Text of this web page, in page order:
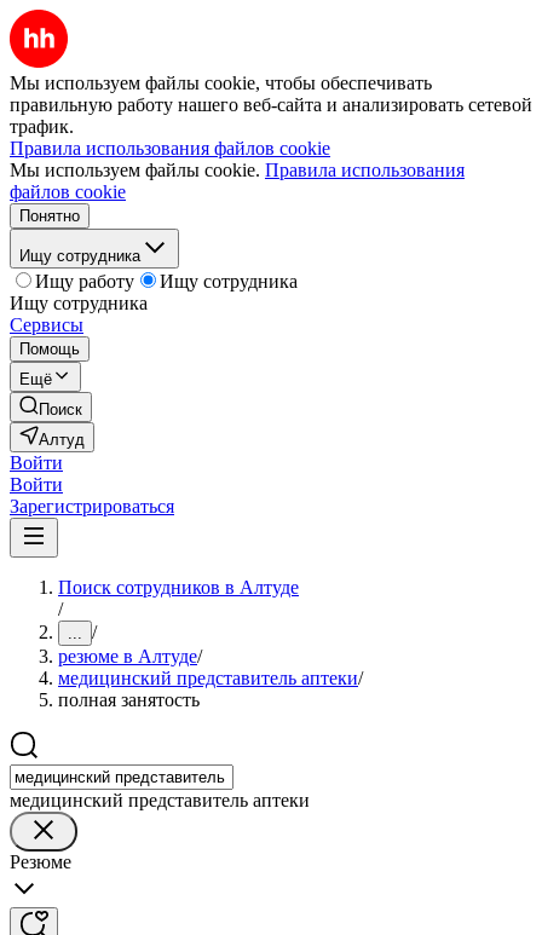
Мы используем файлы cookie, чтобы обеспечивать
правильную работу нашего веб-сайта и анализировать сетевой
трафик.
Правила использования файлов cookie
Мы используем файлы cookie. Правила использования
файлов cookie
Понятно
Ищу сотрудника
Ищу работу
Ищу сотрудника
Ищу сотрудника
Сервисы
Помощь
Ещё
Поиск
Алтуд
Войти
Войти
Зарегистрироваться
Поиск сотрудников в Алтуде
/
... /
резюме в Алтуде/
медицинский представитель аптеки/
полная занятость
медицинский представитель аптеки
Резюме